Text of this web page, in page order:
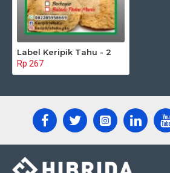
Label Keripik Tahu - 2
Rp 267